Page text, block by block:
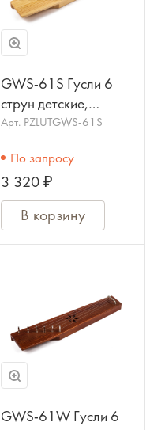
GWS-61S Гусли 6
струн детские,
крыловидные, цвет
Арт. PZLUTGWS-61S
По запросу
3 320 ₽
В корзину
GWS-61W Гусли 6